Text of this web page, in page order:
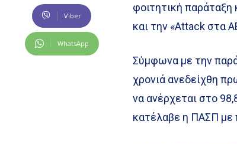
Viber
WhatsApp
φοιτητική
και την «Attack στα
Σύμφωνα με την
χρονιά ανεδείχθη
να ανέρχεται στο
κατέλαβε η ΠΑΣΠ με